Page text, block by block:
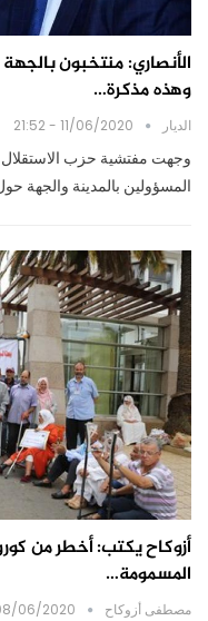
الأنصاري: منتخبون
وهذه مذكرة…
الديار 11/06/2020 - 21:52
وجهت مفتشية حزب الاستقلال
المسؤولين بالمدينة والجهة
أزوكاح يكتب: أخطر من
المسمومة…
مصطفى أزوكاح 06/2020 - 17:49